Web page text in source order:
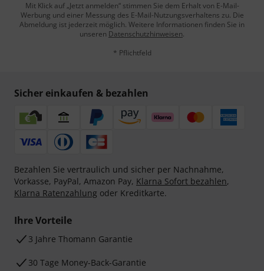
Mit Klick auf „Jetzt anmelden“ stimmen Sie dem Erhalt von E-Mail-
Werbung und einer Messung des E-Mail-Nutzungsverhaltens zu. Die
Abmeldung ist jederzeit möglich. Weitere Informationen finden Sie in
unseren Datenschutzhinweisen.
* Pflichtfeld
Sicher einkaufen & bezahlen
Bezahlen Sie vertraulich und sicher per Nachnahme,
Vorkasse, PayPal, Amazon Pay, Klarna Sofort bezahlen,
Klarna Ratenzahlung oder Kreditkarte.
Ihre Vorteile
3 Jahre Thomann Garantie
30 Tage Money-Back-Garantie